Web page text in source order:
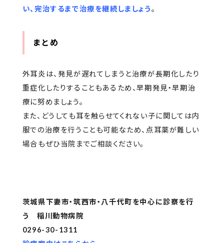
い、完治するまで治療を継続しましょう。
まとめ
外耳炎は、発見が遅れてしまうと治療が長期化したり
重症化したりすることもあるため、早期発見・早期治
療に努めましょう。
また、どうしても耳を触らせてくれない子に関しては内
服での治療を行うことも可能なため、点耳薬が難しい
場合もぜひ当院までご相談ください。
茨城県下妻市・筑西市・八千代町を中心に診察を行
う 稲川動物病院
0296-30-1311